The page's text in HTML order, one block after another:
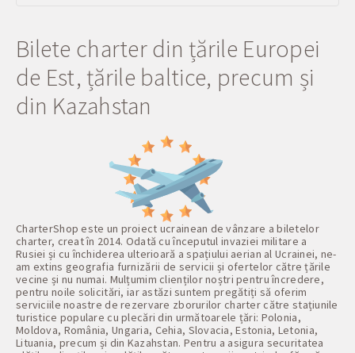
Bilete charter din țările Europei
de Est, țările baltice, precum și
din Kazahstan
CharterShop este un proiect ucrainean de vânzare a biletelor
charter, creat în 2014. Odată cu începutul invaziei militare a
Rusiei și cu închiderea ulterioară a spațiului aerian al Ucrainei, ne-
am extins geografia furnizării de servicii și ofertelor către țările
vecine și nu numai. Mulțumim clienților noștri pentru încredere,
pentru noile solicitări, iar astăzi suntem pregătiți să oferim
serviciile noastre de rezervare zborurilor charter către stațiunile
turistice populare cu plecări din următoarele țări: Polonia,
Moldova, România, Ungaria, Cehia, Slovacia, Estonia, Letonia,
Lituania, precum și din Kazahstan. Pentru a asigura securitatea